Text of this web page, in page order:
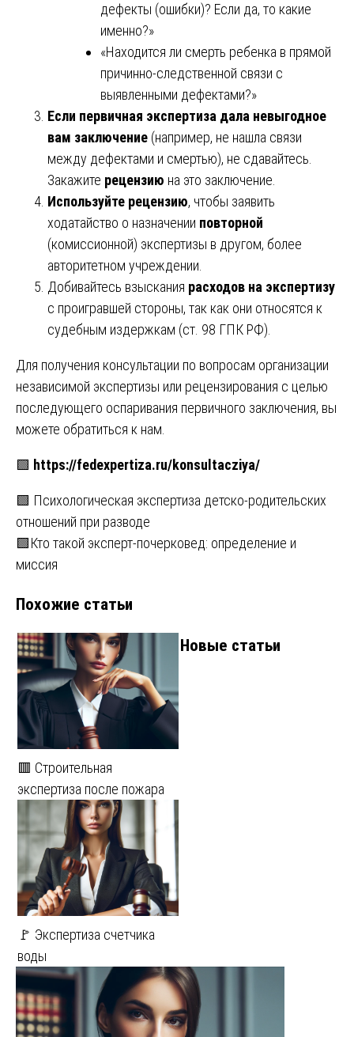
дефекты (ошибки)? Если да, то какие
именно?»
«Находится ли смерть ребенка в прямой
причинно-следственной связи с
выявленными дефектами?»
Если первичная экспертиза дала невыгодное
вам заключение (например, не нашла связи
между дефектами и смертью), не сдавайтесь.
Закажите рецензию на это заключение.
Используйте рецензию, чтобы заявить
ходатайство о назначении повторной
(комиссионной) экспертизы в другом, более
авторитетном учреждении.
Добивайтесь взыскания расходов на экспертизу
с проигравшей стороны, так как они относятся к
судебным издержкам (ст. 98 ГПК РФ).
Для получения консультации по вопросам организации
независимой экспертизы или рецензирования с целью
последующего оспаривания первичного заключения, вы
можете обратиться к нам.
🟩 https://fedexpertiza.ru/konsultacziya/
Навигация
по
записям
🟩 Психологическая экспертиза детско-родительских
отношений при разводе
🟩Кто такой эксперт-почерковед: определение и
миссия
Похожие статьи
🟥 Строительная
экспертиза после пожара
🚩 Экспертиза счетчика
воды
Новые статьи